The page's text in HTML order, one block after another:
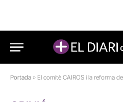
Portada » El comitè CAIROS i la reforma